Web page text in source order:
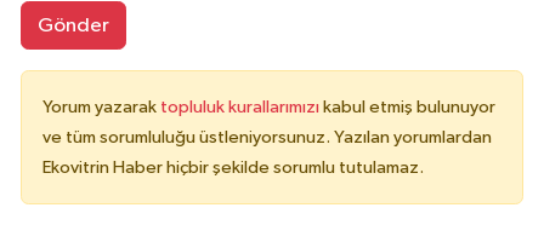
Gönder
Yorum yazarak topluluk kurallarımızı kabul etmiş bulunuyor
ve tüm sorumluluğu üstleniyorsunuz. Yazılan yorumlardan
Ekovitrin Haber hiçbir şekilde sorumlu tutulamaz.